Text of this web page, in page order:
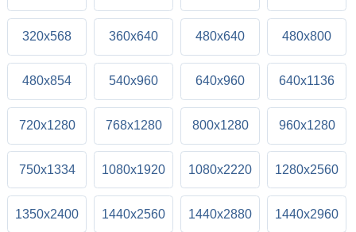
320x568 360x640 480x640 480x800
480x854 540x960 640x960 640x1136
720x1280 768x1280 800x1280 960x1280
750x1334 1080x1920 1080x2220 1280x2560
1350x2400 1440x2560 1440x2880 1440x2960